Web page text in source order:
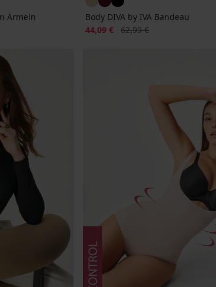
Ärmeln
Body DIVA by IVA Bandeau
Rabatt
44,09 € Alter Preis
62,99 €